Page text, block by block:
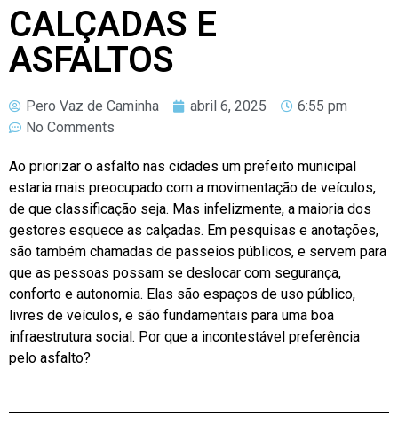
CALÇADAS E
ASFALTOS
Pero Vaz de Caminha abril 6, 2025
6:55 pm
No Comments
Ao priorizar o asfalto nas cidades um prefeito municipal
estaria mais preocupado com a movimentação de veículos,
de que classificação seja. Mas infelizmente, a maioria dos
gestores esquece as calçadas. Em pesquisas e anotações,
são também chamadas de passeios públicos, e servem para
que as pessoas possam se deslocar com segurança,
conforto e autonomia. Elas são espaços de uso público,
livres de veículos, e são fundamentais para uma boa
infraestrutura social. Por que a incontestável preferência
pelo asfalto?